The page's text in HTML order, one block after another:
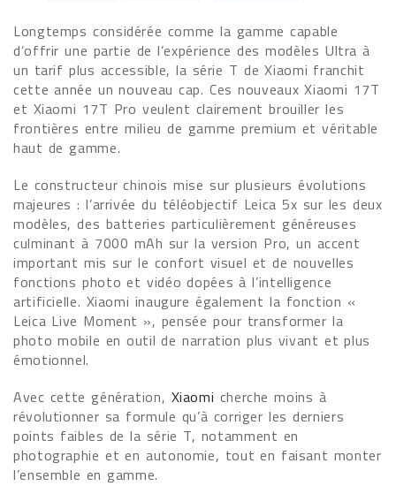
Longtemps considérée comme la gamme capable
d’offrir une partie de l’expérience des modèles Ultra à
un tarif plus accessible, la série T de Xiaomi franchit
cette année un nouveau cap. Ces nouveaux Xiaomi 17T
et Xiaomi 17T Pro veulent clairement brouiller les
frontières entre milieu de gamme premium et véritable
haut de gamme.
Le constructeur chinois mise sur plusieurs évolutions
majeures : l’arrivée du téléobjectif Leica 5x sur les deux
modèles, des batteries particulièrement généreuses
culminant à 7000 mAh sur la version Pro, un accent
important mis sur le confort visuel et de nouvelles
fonctions photo et vidéo dopées à l’intelligence
artificielle. Xiaomi inaugure également la fonction «
Leica Live Moment », pensée pour transformer la
photo mobile en outil de narration plus vivant et plus
émotionnel.
Avec cette génération, Xiaomi cherche moins à
révolutionner sa formule qu’à corriger les derniers
points faibles de la série T, notamment en
photographie et en autonomie, tout en faisant monter
l’ensemble en gamme.